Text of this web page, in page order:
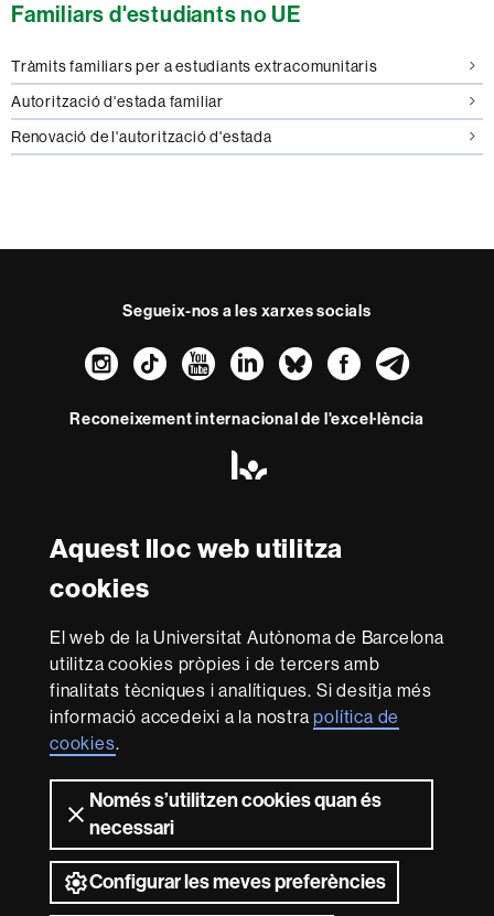
Aquest lloc web utilitza
cookies
El web de la Universitat Autònoma de Barcelona
utilitza cookies pròpies i de tercers amb
finalitats tècniques i analítiques. Si desitja més
informació accedeixi a la nostrapolítica de
cookies.
Només s’utilitzen cookies quan és
necessari
Configurar les meves preferències
Familiars d'estudiants no UE
Tràmits familiars per a estudiants extracomunitaris
Autorització d'estada familiar
Renovació de l'autorització d'estada
Segueix-nos a les xarxes socials
Instagram
TikTokYouTube
LinkedIn
Bluesky
Reconeixement internacional de l'excel·lència
-
Euraxess
Amb el finançament de
Sobre
aquest
web
Avís legal Protecció de dades Sobre el
web
Mapa del web UAB
Som una universitat capdavantera que imparteix una
docència de qualitat i excel·lència, diversificada,
multidisciplinària i flexible, ajustada a les necessitats de
la societat i adaptada als nous models de l'Europa del
coneixement. La UAB és reconeguda internacionalment
per la qualitat i el caràcter innovador de la seva recerca.